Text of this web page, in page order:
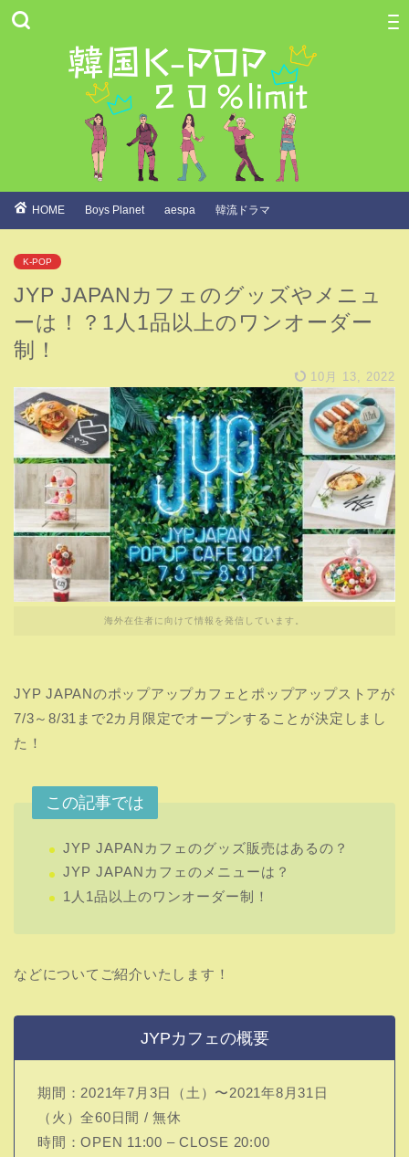
HOME Boys Planet aespa 韓流ドラマ
K-POP
JYP JAPANカフェのグッズやメニュ
ーは！？1人1品以上のワンオーダー
制！
10月 13, 2022
海外在住者に向けて情報を発信しています。
JYP JAPANのポップアップカフェとポップアップストアが
7/3～8/31まで2カ月限定でオープンすることが決定しまし
た！
この記事では
JYP JAPANカフェのグッズ販売はあるの？
JYP JAPANカフェのメニューは？
1人1品以上のワンオーダー制！
などについてご紹介いたします！
JYPカフェの概要
期間：2021年7月3日（土）〜2021年8月31日
（火）全60日間 / 無休
時間：OPEN 11:00 – CLOSE 20:00